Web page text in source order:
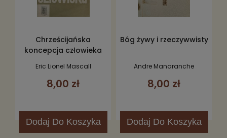
Chrześcijańska
koncepcja człowieka
Eric Lionel Mascall
8,00 zł
Dodaj Do Koszyka
Bóg żywy i rzeczywwisty
Andre Manaranche
8,00 zł
Dodaj Do Koszyka